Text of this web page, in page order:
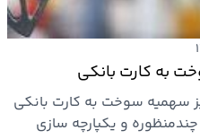
به کارت بانکی
سهمیه سوخت به کارت بانکی
و یکپارچه‌ سازی